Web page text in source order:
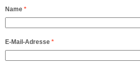
Name *
E-Mail-Adresse *